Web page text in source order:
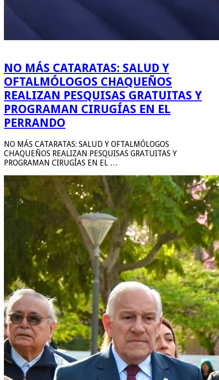
NO MÁS CATARATAS: SALUD Y
OFTALMÓLOGOS CHAQUEÑOS
REALIZAN PESQUISAS GRATUITAS Y
PROGRAMAN CIRUGÍAS EN EL
PERRANDO
NO MÁS CATARATAS: SALUD Y OFTALMÓLOGOS
CHAQUEÑOS REALIZAN PESQUISAS GRATUITAS Y
PROGRAMAN CIRUGÍAS EN EL …